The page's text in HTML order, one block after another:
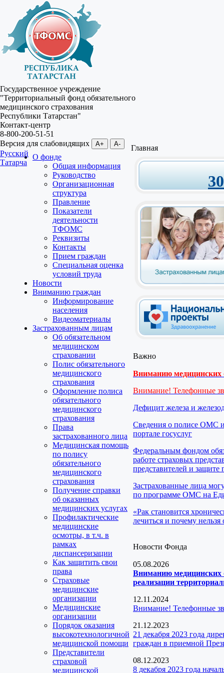
Государственное учреждение
"Территориальный фонд обязательного
медицинского страхования
Республики Татарстан"
Контакт-центр
8-800-200-51-51
Версия для слабовидящих
A+ A-
Русский
Татарча
О фонде
Общая информация
Руководство
Организационная
структура
Правление
Показатели
деятельности
ТФОМС
Реквизиты
Контакты
Прием граждан
Специальная оценка
условий труда
Новости
Вниманию граждан
Информирование
населения
Видеоматериалы
Застрахованным лицам
Об обязательном
медицинском
страховании
Полис обязательного
медицинского
страхования
Оформление полиса
обязательного
медицинского
страхования
Права
застрахованного лица
Медицинская помощь
по полису
обязательного
медицинского
страхования
Получение справки
об оказанных
медицинских услугах
Профилактические
медицинские
осмотры, в т.ч. в
рамках
диспансеризации
Как защитить свои
права
Страховые
медицинские
организации
Медицинские
организации
Порядок оказания
высокотехнологичной
медицинской помощи
Представители
страховой
медицинской
Главная
Важно
Вниманию медицинских
Внимание! Телефонные
Дефицит железа и
Сведения о полисе ОМС
портале госуслуг
Федеральным фондом
работе страховых
представителей и защите
Застрахованные лица
по программе ОМС на
«Рак становится
лечиться и почему нельзя
Новости Фонда
05.08.2026
Вниманию медицинских
реализации
12.11.2024
Внимание! Телефонные
21.12.2023
21 декабря 2023 года
граждан в приемной
08.12.2023
8 декабря 2023 года